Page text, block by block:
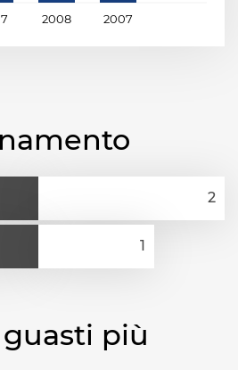
2008 2007
più